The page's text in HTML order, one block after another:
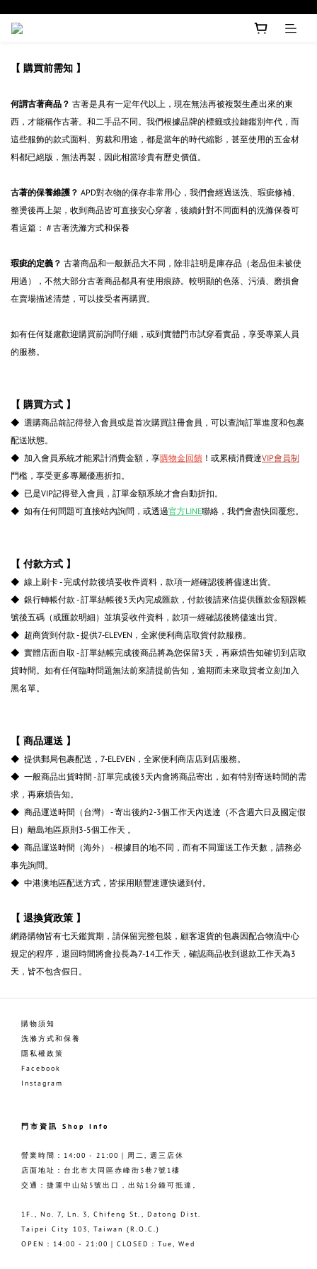
【 購買前需知 】
何謂古著商品？ 古著是具有一定年代以上，現在無法再被複製生產出來的東
西，才能稱作古著。和二手品不同。我們根據品牌的標籤或拉鏈鑑別年代，而
這些服飾的款式面料、剪裁和用途，都是當年的時代縮影，甚至使用的五金材
料都已絕版，無法再製，因此相當珍貴有歷史價值。
古著的保養維護？ APD對衣物的保存非常用心，我們會經過送洗、瑕疵修補、
整燙後再上架，收到商品皆可直接安心穿著，後續針對不同面料的洗滌保養可
看這篇：＃古著洗滌方式和保養
瑕疵的定義？ 古著商品和一般新品大不同，除非註明是庫存品（老品但未被使
用過），不然大部分古著商品都具有使用痕跡。較明顯的色落、污漬、磨損會
在賣場描述清楚，可以接受者再購買。
如有任何疑慮歡迎購買前詢問仔細，或到實體門市試穿看實品，享受專業人員
的服務。
【 購買方式 】
◆ 選購商品前記得登入會員或是首次購買註冊會員，可以查詢訂單進度和包裹
配送狀態。
◆ 加入會員系統才能累計消費金額，享購物金回饋 ！或累積消費達VIP會員制
門檻，享受更多專屬優惠折扣。
◆ 已是VIP記得登入會員，訂單金額系統才會自動折扣。
◆ 如有任何問題可直接站內詢問，或透過官方LINE聯絡，我們會盡快回覆您。
【 付款方式 】
◆ 線上刷卡 - 完成付款後填妥收件資料，款項一經確認後將儘速出貨。
◆ 銀行轉帳付款 - 訂單結帳後3天內完成匯款，付款後請來信提供匯款金額跟帳
號後五碼（或匯款明細）並填妥收件資料，款項一經確認後將儘速出貨。
◆ 超商貨到付款 - 提供7-ELEVEN，全家便利商店取貨付款服務。
◆ 實體店面自取 - 訂單結帳完成後商品將為您保留3天，再麻煩告知確切到店取
貨時間。如有任何臨時問題無法前來請提前告知，逾期而未來取貨者立刻加入
黑名單。
【 商品運送 】
◆ 提供郵局包裹配送，7-ELEVEN，全家便利商店店到店服務。
◆ 一般商品出貨時間 - 訂單完成後3天內會將商品寄出，如有特別寄送時間的需
求，再麻煩告知。
◆ 商品運送時間（台灣） - 寄出後約2-3個工作天內送達（不含週六日及國定假
日）離島地區原則3-5個工作天 。
◆ 商品運送時間（海外） - 根據目的地不同，而有不同運送工作天數，請務必
事先詢問。
◆ 中港澳地區配送方式，皆採用順豐速運快遞到付。
【 退換貨政策 】
網路購物皆有七天鑑賞期，請保留完整包裝，顧客退貨的包裹因配合物流中心
規定的程序，退回時間將會拉長為7-14工作天，確認商品收到退款工作天為3
天，皆不包含假日。
購物須知
洗滌方式和保養
隱私權政策
Facebook
Instagram
門市資訊 Shop Info
營業時間：14:00 - 21:00｜周二, 週三店休
店面地址：台北市大同區赤峰街3巷7號1樓
交通：捷運中山站5號出口，出站1分鐘可抵達。
1F., No. 7, Ln. 3, Chifeng St., Datong Dist.
Taipei City 103, Taiwan (R.O.C.)
OPEN：14:00 - 21:00｜CLOSED：Tue, Wed